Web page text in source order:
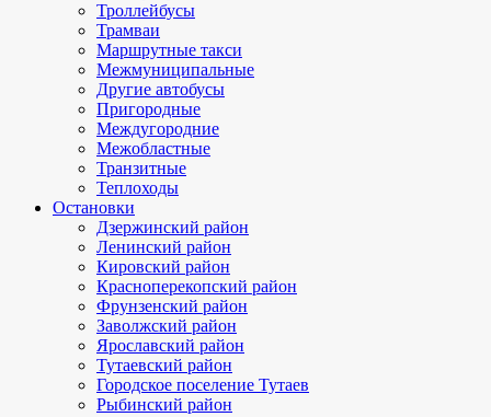
Троллейбусы
Трамваи
Маршрутные такси
Межмуниципальные
Другие автобусы
Пригородные
Междугородние
Межобластные
Транзитные
Теплоходы
Остановки
Дзержинский район
Ленинский район
Кировский район
Красноперекопский район
Фрунзенский район
Заволжский район
Ярославский район
Тутаевский район
Городское поселение Тутаев
Рыбинский район